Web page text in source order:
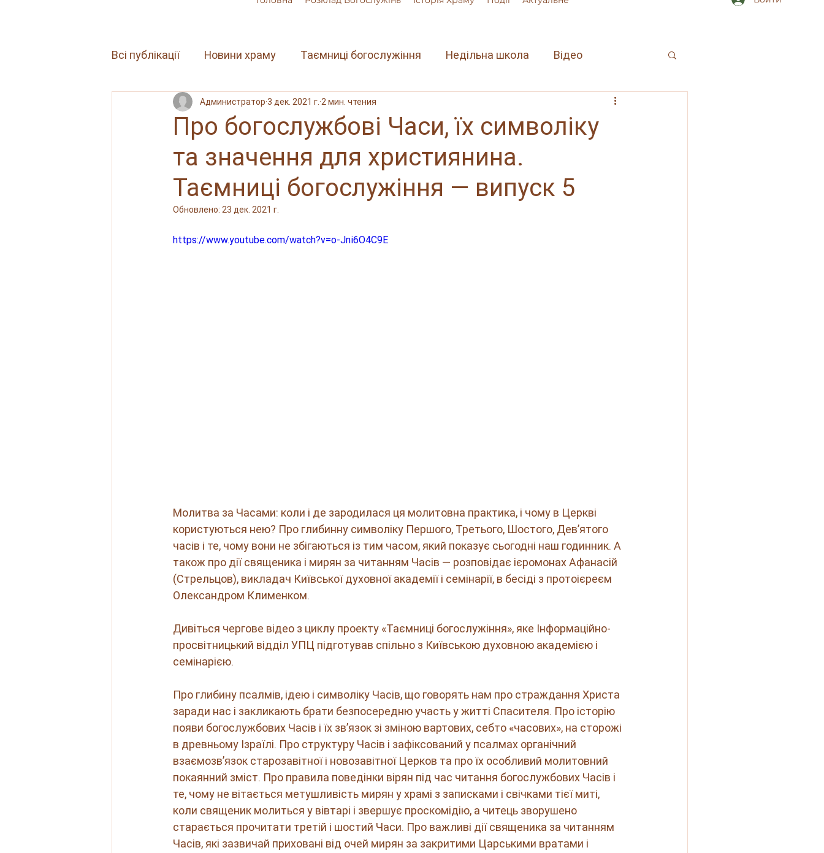
Всі публікації Новини храму Таємниці богослужіння Недільна школа Відео
Проповіді
Про богослужбові Часи, їх символіку
та значення для християнина.
Таємниці богослужіння — випуск 5
Администратор 3 дек. 2021 г. 2 мин. чтения
Обновлено: 23 дек. 2021 г.
https://www.youtube.com/watch?v=o-Jni6O4C9E
Молитва за Часами: коли і де зародилася ця молитовна практика, і чому в Церкві
користуються нею? Про глибинну символіку Першого, Третього, Шостого, Дев’ятого
часів і те, чому вони не збігаються із тим часом, який показує сьогодні наш годинник. А
також про дії священика і мирян за читанням Часів — розповідає ієромонах Афанасій
(Стрельцов), викладач Київської духовної академії і семінарії, в бесіді з протоієреєм
Олександром Клименком.
Дивіться чергове відео з циклу проекту «Таємниці богослужіння», яке Інформаційно-
просвітницький відділ УПЦ підготував спільно з Київською духовною академією і
семінарією.
Про глибину псалмів, ідею і символіку Часів, що говорять нам про страждання Христа
заради нас і закликають брати безпосередню участь у житті Спасителя. Про історію
появи богослужбових Часів і їх зв’язок зі зміною вартових, себто «часових», на сторожі
в древньому Ізраїлі. Про структуру Часів і зафіксований у псалмах органічний
взаємозв’язок старозавітної і новозавітної Церков та про їх особливий молитовний
покаянний зміст. Про правила поведінки вірян під час читання богослужбових Часів і
те, чому не вітається метушливість мирян у храмі з записками і свічками тієї миті,
коли священик молиться у вівтарі і звершує проскомідію, а читець зворушено
старається прочитати третій і шостий Часи. Про важливі дії священика за читанням
Часів, які зазвичай приховані від очей мирян за закритими Царськими вратами і